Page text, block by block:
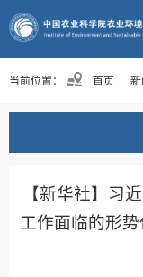
当前位置： 首页
【新华社】习
工作面临的形